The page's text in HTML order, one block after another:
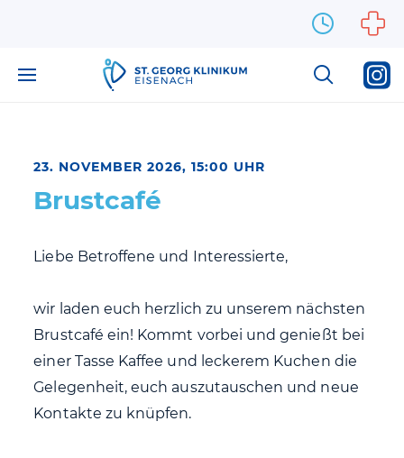
23. NOVEMBER 2026, 15:00 UHR
Brustcafé
Liebe Betroffene und Interessierte,
wir laden euch herzlich zu unserem nächsten
Brustcafé ein! Kommt vorbei und genießt bei
einer Tasse Kaffee und leckerem Kuchen die
Gelegenheit, euch auszutauschen und neue
Kontakte zu knüpfen.